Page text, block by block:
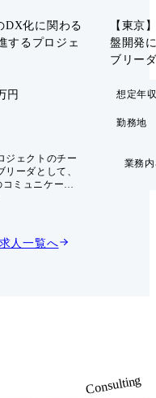
DX化に関わる
するプロジェ
円
ジェクトのチー
リーダとして、
ミュニケーシ
ムメンバを牽引
。希望する職
アプラン等に
・官公庁のステ
設計 ・設計段階
利用者からの意
設計への反映
【東京
盤開発
ブリー
想定年
勤務地
業務
人一覧へ
Consulting